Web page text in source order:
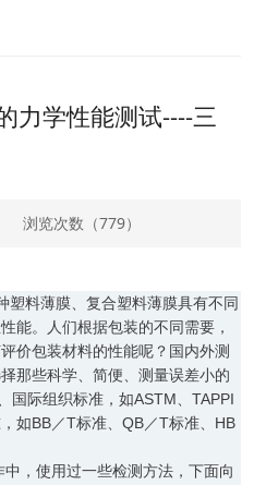
力学性能测试----三
浏览次数（779）
料薄膜、复合塑料薄膜具有不同
能。人们根据包装的不同需要，
价包装材料的性能呢？国内外测
那些科学、简便、测量误差小的
国际组织标准，如ASTM、TAPPI
如BB／T标准、QB／T标准、HB
使用过一些检测方法，下面向